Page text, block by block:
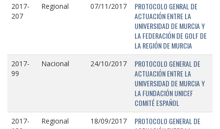
2017-
207
Regional 07/11/2017
PROTOCOLO GENRAL DE
ACTUACIÓN ENTRE LA
UNIVERSIDAD DE MURCIA Y
LA FEDERACIÓN DE GOLF DE
LA REGIÓN DE MURCIA
2017-
99
Nacional 24/10/2017
PROTOCOLO GENERAL DE
ACTUACIÓN ENTRE LA
UNIVERSIDAD DE MURCIA Y
LA FUNDACIÓN UNICEF
COMITÉ ESPAÑOL
2017-
Regional 18/09/2017
PROTOCOLO GENERAL DE